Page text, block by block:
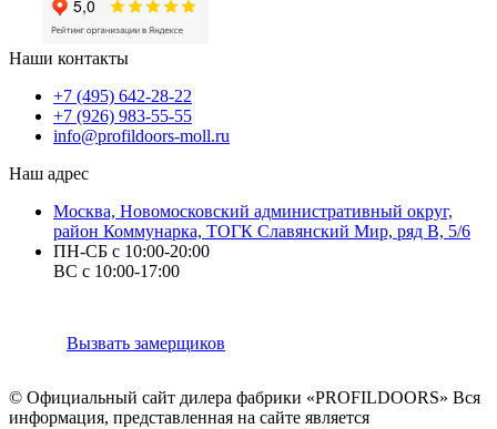
Наши контакты
+7 (495) 642-28-22
+7 (926) 983-55-55
info@profildoors-moll.ru
Наш адрес
Москва, Новомосковский административный округ,
район Коммунарка, ТОГК Славянский Мир, ряд В, 5/6
ПН-СБ с 10:00-20:00
ВС с 10:00-17:00
Вызвать замерщиков
© Официальный сайт дилера фабрики «PROFILDOORS» Вся
информация, представленная на сайте является